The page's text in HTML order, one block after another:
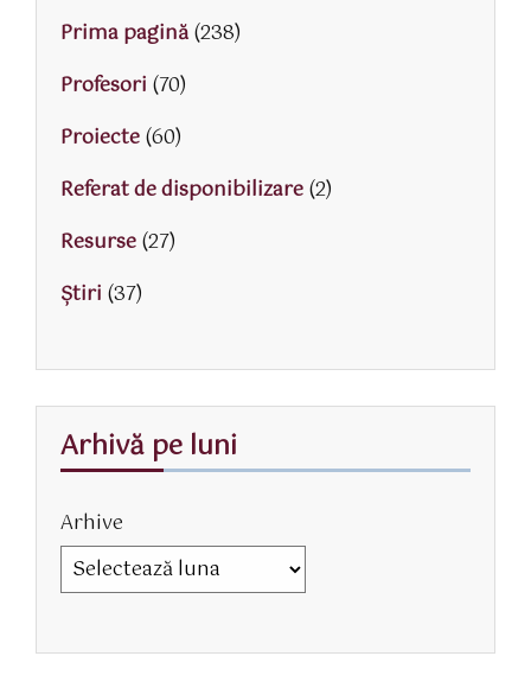
Prima pagină(238)
Profesori (70)
Proiecte(60)
Referat de disponibilizare(2)
Resurse(27)
Știri (37)
Arhivă pe luni
Arhive